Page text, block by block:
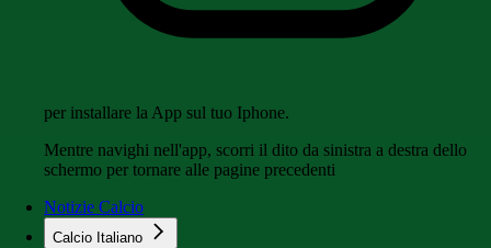
per installare la App sul tuo Iphone.
Mentre navighi nell'app, scorri il dito da sinistra a destra dello
schermo per tornare alle pagine precedenti
Notizie Calcio
Calcio Italiano